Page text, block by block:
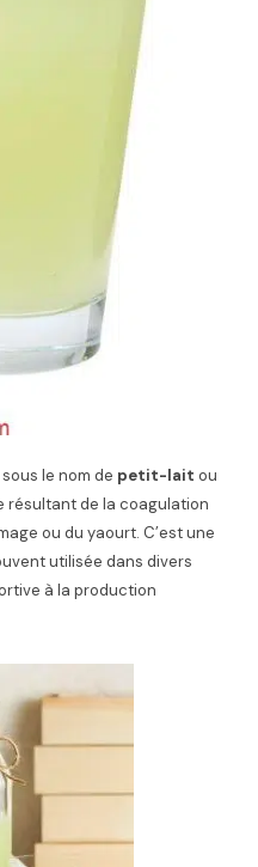
le nom de petit-lait ou
résultant de la coagulation
ou du yaourt. C’est une
utilisée dans divers
à la production